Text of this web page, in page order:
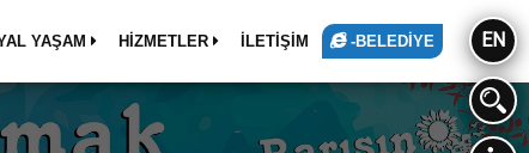
YAŞAM HİZMETLER İLETİŞİM -BELEDİYE EN